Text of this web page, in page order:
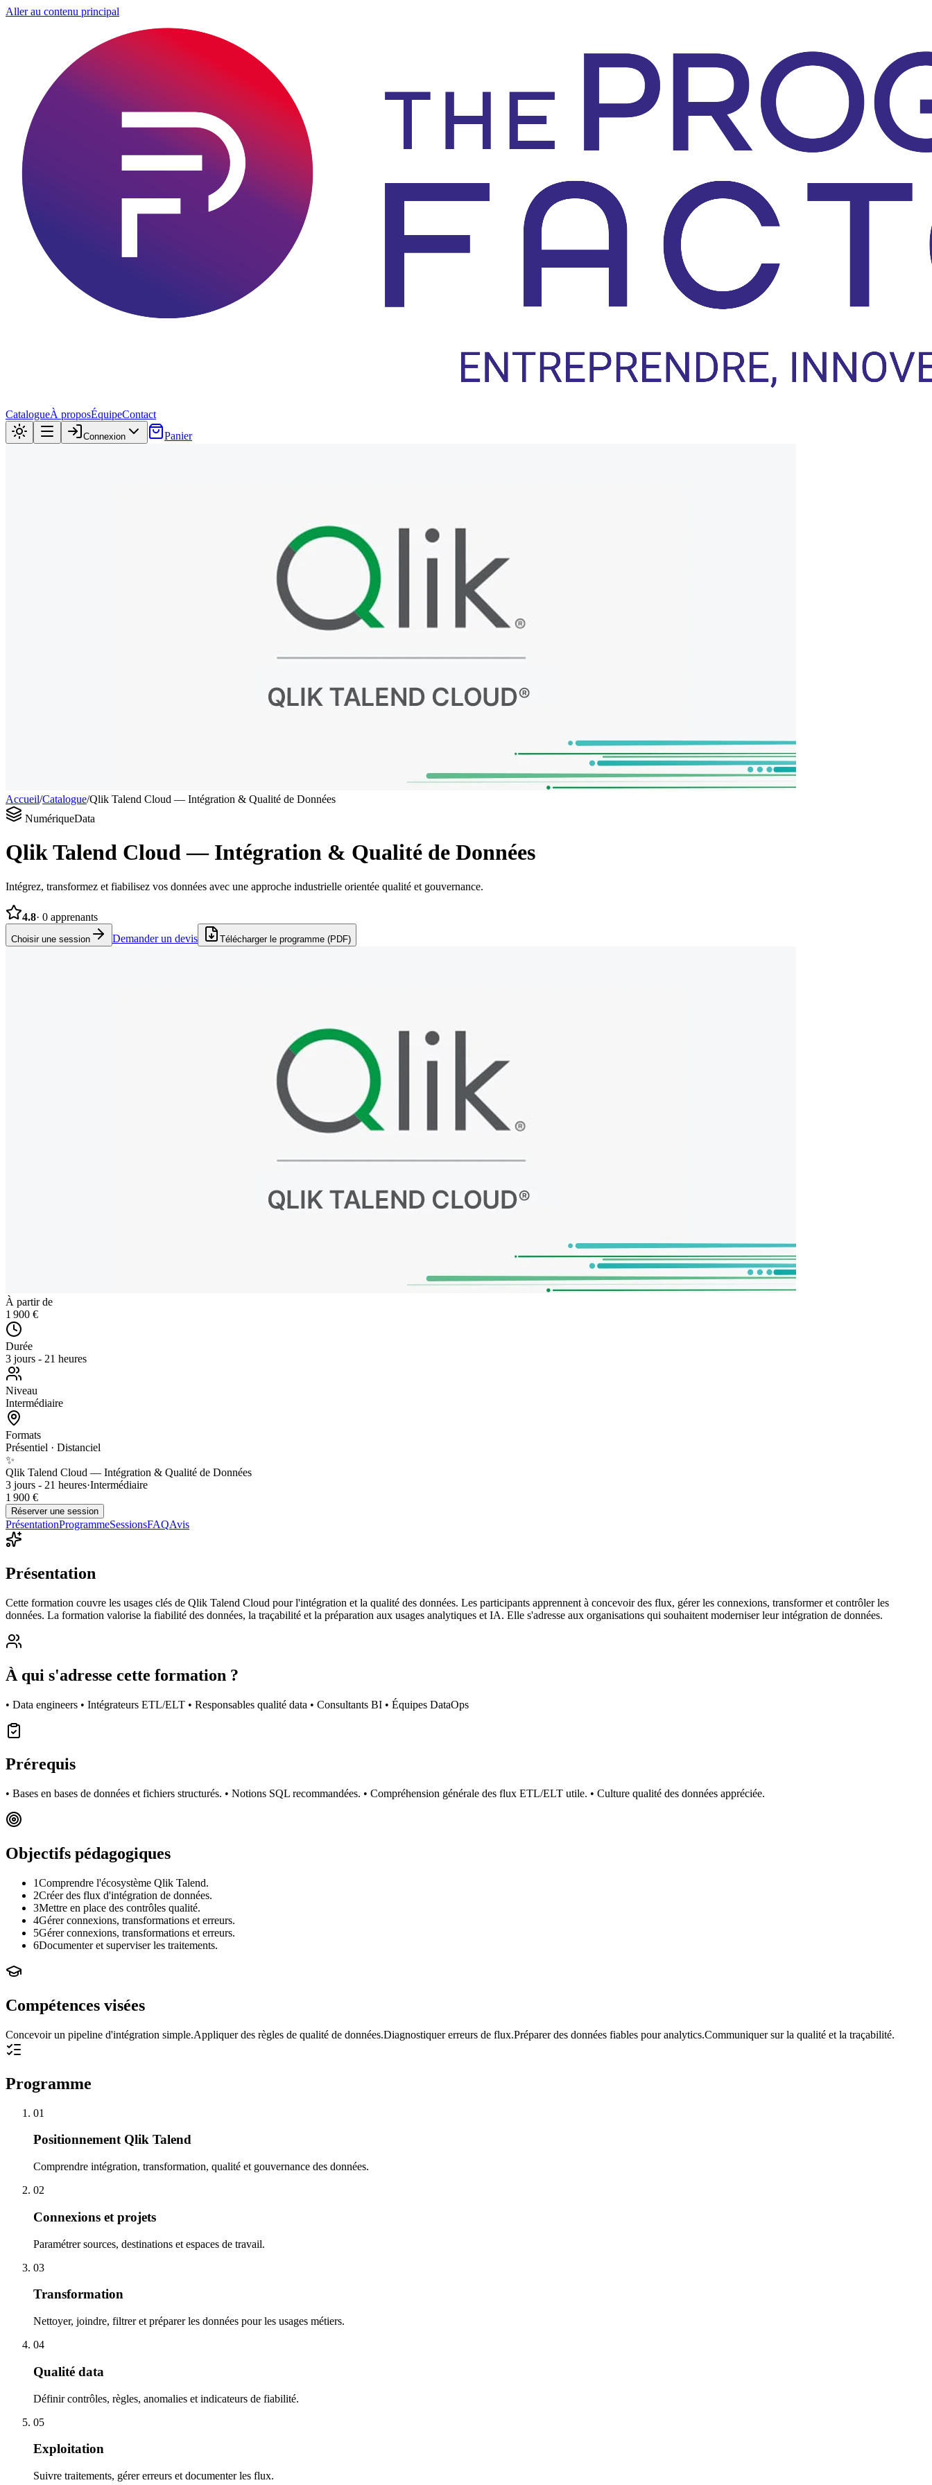
Aller au contenu principal
CatalogueÀ proposÉquipeContact
Connexion Panier
Accueil/Catalogue/Qlik Talend Cloud — Intégration & Qualité de Données
NumériqueData
Qlik Talend Cloud — Intégration & Qualité de Données
Intégrez, transformez et fiabilisez vos données avec une approche industrielle orientée qualité et gouvernance.
4.8· 0 apprenants
Choisir une session Demander un devis Télécharger le programme (PDF)
À partir de
1 900 €
Durée
3 jours - 21 heures
Niveau
Intermédiaire
Formats
Présentiel · Distanciel
✨
Qlik Talend Cloud — Intégration & Qualité de Données
3 jours - 21 heures·Intermédiaire
1 900 €
Réserver une session
PrésentationProgrammeSessionsFAQAvis
Présentation
Cette formation couvre les usages clés de Qlik Talend Cloud pour l'intégration et la qualité des données. Les participants apprennent à concevoir des flux, gérer les connexions, transformer et contrôler les
données. La formation valorise la fiabilité des données, la traçabilité et la préparation aux usages analytiques et IA. Elle s'adresse aux organisations qui souhaitent moderniser leur intégration de données.
À qui s'adresse cette formation ?
• Data engineers • Intégrateurs ETL/ELT • Responsables qualité data • Consultants BI • Équipes DataOps
Prérequis
• Bases en bases de données et fichiers structurés. • Notions SQL recommandées. • Compréhension générale des flux ETL/ELT utile. • Culture qualité des données appréciée.
Objectifs pédagogiques
1Comprendre l'écosystème Qlik Talend.
2Créer des flux d'intégration de données.
3Mettre en place des contrôles qualité.
4Gérer connexions, transformations et erreurs.
5Gérer connexions, transformations et erreurs.
6Documenter et superviser les traitements.
Compétences visées
Concevoir un pipeline d'intégration simple.Appliquer des règles de qualité de données.Diagnostiquer erreurs de flux.Préparer des données fiables pour analytics.Communiquer sur la qualité et la traçabilité.
Programme
01
Positionnement Qlik Talend
Comprendre intégration, transformation, qualité et gouvernance des données.
02
Connexions et projets
Paramétrer sources, destinations et espaces de travail.
03
Transformation
Nettoyer, joindre, filtrer et préparer les données pour les usages métiers.
04
Qualité data
Définir contrôles, règles, anomalies et indicateurs de fiabilité.
05
Exploitation
Suivre traitements, gérer erreurs et documenter les flux.